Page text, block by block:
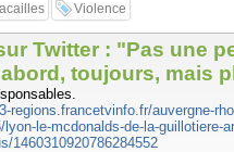
Violence
Twitter : "Pas une
toujours, mais
regions.francetvinfo.fr/auvergne-
le-mcdonalds-de-la-guillotiere-
1460310920786284552